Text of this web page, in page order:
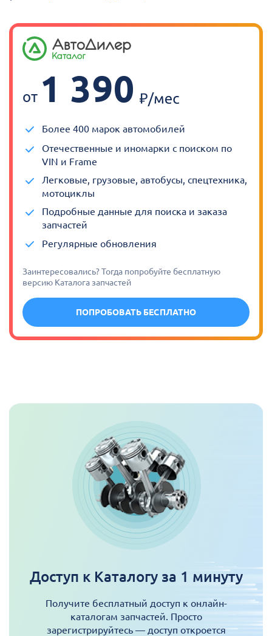
от 1 390
Более 400 марок автомобилей
Отечественные и иномарки с поиском по
VIN и Frame
Легковые, грузовые, автобусы, спецтехника,
мотоциклы
Подробные данные для поиска и заказа
запчастей
Регулярные обновления
Заинтересовались? Тогда попробуйте бесплатную
версию Каталога запчастей
ПОПРОБОВАТЬ БЕСПЛАТНО
Доступ к Каталогу за 1 минуту
Получите бесплатный доступ к онлайн-
каталогам запчастей. Просто
зарегистрируйтесь — доступ откроется